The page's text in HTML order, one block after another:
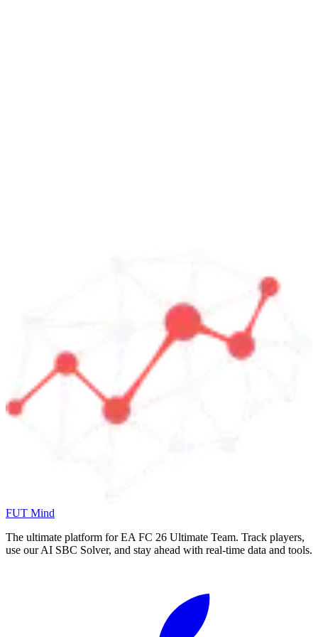
FUT Mind
The ultimate platform for EA FC 26 Ultimate Team. Track players,
use our AI SBC Solver, and stay ahead with real-time data and tools.